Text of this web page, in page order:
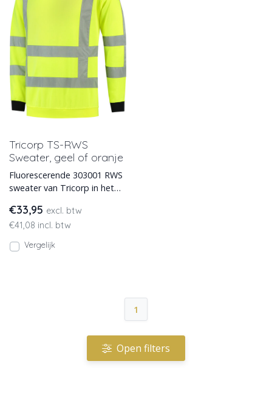
Tricorp TS-RWS
Sweater, geel of oranje
Fluorescerende 303001 RWS
sweater van Tricorp in het
zichtbaarheid EN471 e
€33,95 excl. btw
€41,08 incl. btw
Vergelijk
1
Open filters